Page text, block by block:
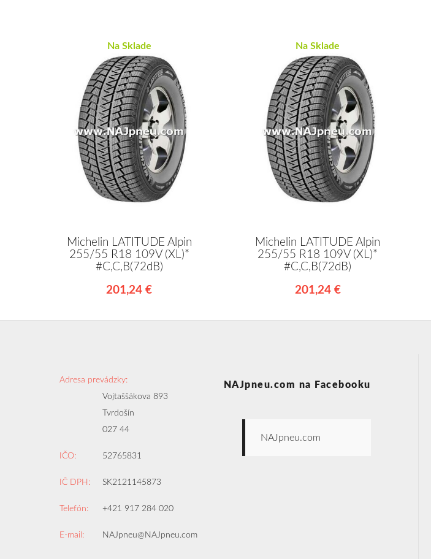
Na Sklade
Michelin LATITUDE Alpin
255/55 R18 109V (XL)*
#C,C,B(72dB)
201,24 €
Na Sklade
Michelin LATITUDE Alpin
255/55 R18 109V (XL)*
#C,C,B(72dB)
201,24 €
Adresa prevádzky:
Vojtaššákova 893
Tvrdošín
027 44
IČO: 52765831
IČ DPH: SK2121145873
Telefón: +421 917 284 020
E-mail: NAJpneu@NAJpneu.com
NAJpneu.com na Facebooku
NAJpneu.com